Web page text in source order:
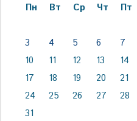
Пн
Вт Ср Чт Пт
3
4 5 6 7
10
11 12 13 14
17
18 19 20 21
24
25 26 27 28
31